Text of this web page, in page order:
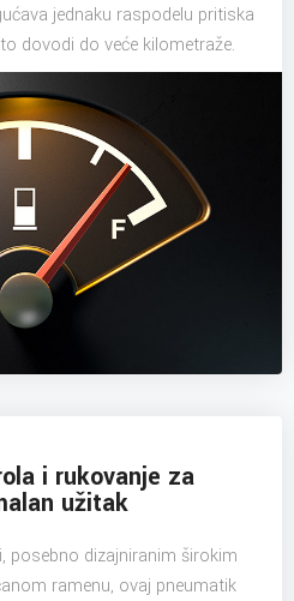
jednaku raspodelu pritiska
dovodi do veće kilometraže.
i rukovanje za
užitak
posebno dizajniranim širokim
ramenu, ovaj pneumatik